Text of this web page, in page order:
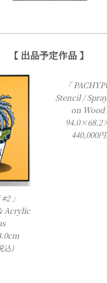
【 出品予定作品 】
」
Acrylic
込)
「
Stencil /
on Wood
440,000